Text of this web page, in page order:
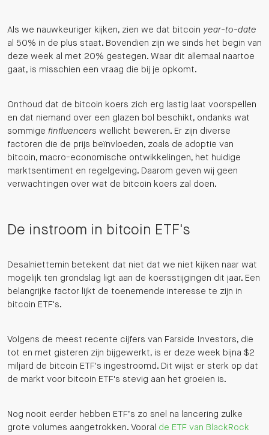
Als we nauwkeuriger kijken, zien we dat bitcoin year-to-date
al 50% in de plus staat. Bovendien zijn we sinds het begin van
deze week al met 20% gestegen. Waar dit allemaal naartoe
gaat, is misschien een vraag die bij je opkomt.
Onthoud dat de bitcoin koers zich erg lastig laat voorspellen
en dat niemand over een glazen bol beschikt, ondanks wat
sommige finfluencers wellicht beweren. Er zijn diverse
factoren die de prijs beïnvloeden, zoals de adoptie van
bitcoin, macro-economische ontwikkelingen, het huidige
marktsentiment en regelgeving. Daarom geven wij geen
verwachtingen over wat de bitcoin koers zal doen.
De instroom in bitcoin ETF's
Desalniettemin betekent dat niet dat we niet kijken naar wat
mogelijk ten grondslag ligt aan de koersstijgingen dit jaar. Een
belangrijke factor lijkt de toenemende interesse te zijn in
bitcoin ETF's.
Volgens de meest recente cijfers van Farside Investors, die
tot en met gisteren zijn bijgewerkt, is er deze week bijna $2
miljard de bitcoin ETF's ingestroomd. Dit wijst er sterk op dat
de markt voor bitcoin ETF's stevig aan het groeien is.
Nog nooit eerder hebben ETF’s zo snel na lancering zulke
grote volumes aangetrokken. Vooral de ETF van BlackRock